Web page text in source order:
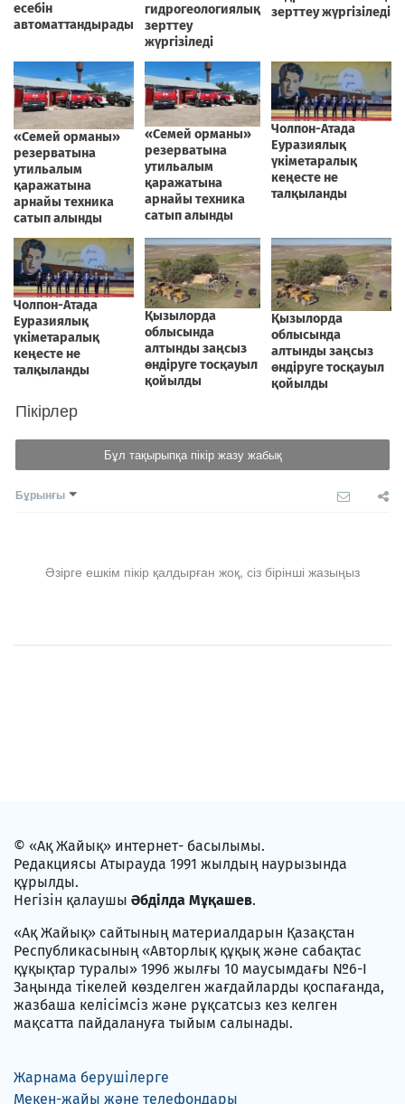
Пікірлер
Бұл тақырыпқа пікір жазу жабық
Бұрынғы
Әзірге ешкім пікір қалдырған жоқ, сіз бірінші жазыңыз
© «Ақ Жайық» интернет- басылымы.
Редакциясы Атырауда 1991 жылдың наурызында
құрылды.
Негізін қалаушы Әбділда Мұқашев.
«Ақ Жайық» сайтының материалдарын Қазақстан
Республикасының «Авторлық құқық және сабақтас
құқықтар туралы» 1996 жылғы 10 маусымдағы №6-I
Заңында тікелей көзделген жағдайларды қоспағанда,
жазбаша келісімсіз және рұқсатсыз кез келген
мақсатта пайдалануға тыйым салынады.
Жарнама берушілерге
Мекен-жайы және телефондары